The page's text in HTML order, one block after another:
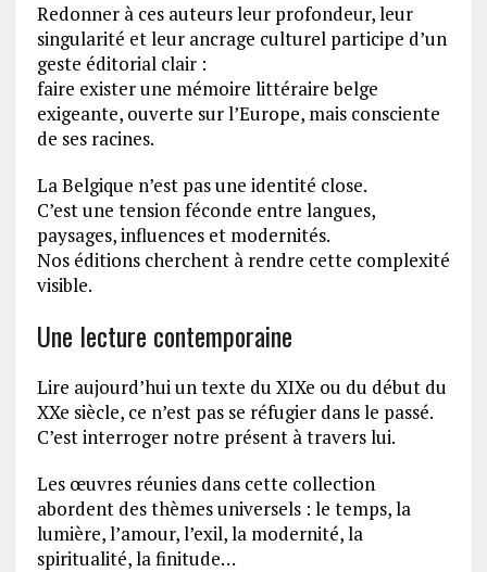
Redonner à ces auteurs leur profondeur, leur
singularité et leur ancrage culturel participe d’un
geste éditorial clair :
faire exister une mémoire littéraire belge
exigeante, ouverte sur l’Europe, mais consciente
de ses racines.
La Belgique n’est pas une identité close.
C’est une tension féconde entre langues,
paysages, influences et modernités.
Nos éditions cherchent à rendre cette complexité
visible.
Une lecture contemporaine
Lire aujourd’hui un texte du XIXe ou du début du
XXe siècle, ce n’est pas se réfugier dans le passé.
C’est interroger notre présent à travers lui.
Les œuvres réunies dans cette collection
abordent des thèmes universels : le temps, la
lumière, l’amour, l’exil, la modernité, la
spiritualité, la finitude…